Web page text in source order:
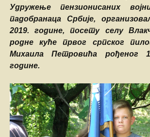
Удружење пензионисаних
падобранаца Србије,
2019. године, посету селу
родне куће првог српског
Михаила Петровића рођеног
године.